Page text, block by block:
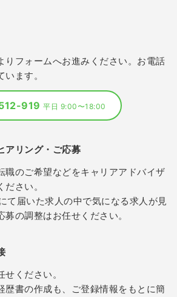
りフォームへお進みください。お電話
ます。
919平日 9:00〜18:00
アリング・ご応募
職のご希望などをキャリアアドバイザ
さい。
て届いた求人の中で気になる求人が見
募の調整はお任せください。
ください。
歴書の作成も、ご登録情報をもとに簡